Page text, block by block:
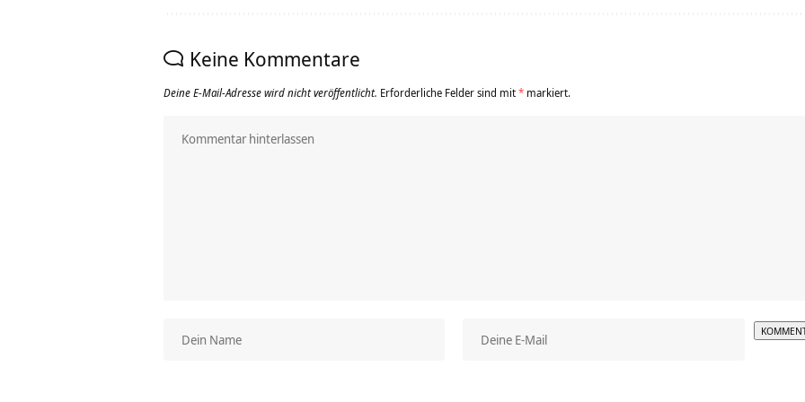
Keine Kommentare
Deine E-Mail-Adresse wird nicht veröffentlicht. Erforderliche Felder sind mit* markiert.